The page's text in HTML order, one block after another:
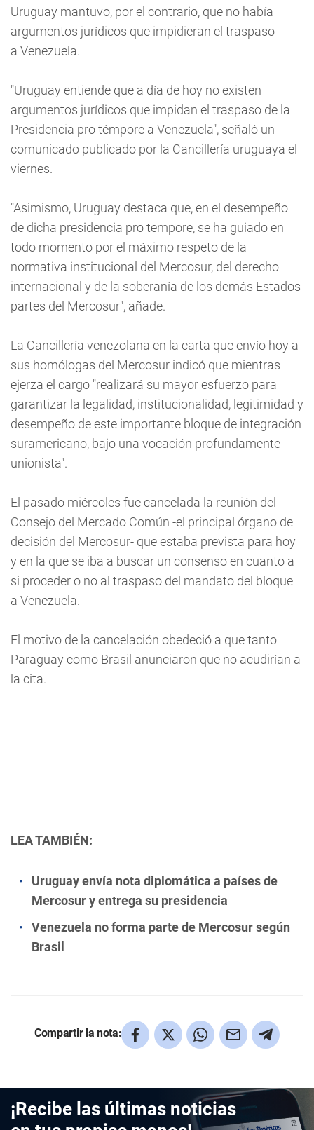
Uruguay mantuvo, por el contrario, que no había
argumentos jurídicos que impidieran el traspaso
a Venezuela.
"Uruguay entiende que a día de hoy no existen
argumentos jurídicos que impidan el traspaso de la
Presidencia pro témpore a Venezuela", señaló un
comunicado publicado por la Cancillería uruguaya el
viernes.
"Asimismo, Uruguay destaca que, en el desempeño
de dicha presidencia pro tempore, se ha guiado en
todo momento por el máximo respeto de la
normativa institucional del Mercosur, del derecho
internacional y de la soberanía de los demás Estados
partes del Mercosur", añade.
La Cancillería venezolana en la carta que envío hoy a
sus homólogas del Mercosur indicó que mientras
ejerza el cargo "realizará su mayor esfuerzo para
garantizar la legalidad, institucionalidad, legitimidad y
desempeño de este importante bloque de integración
suramericano, bajo una vocación profundamente
unionista".
El pasado miércoles fue cancelada la reunión del
Consejo del Mercado Común -el principal órgano de
decisión del Mercosur- que estaba prevista para hoy
y en la que se iba a buscar un consenso en cuanto a
si proceder o no al traspaso del mandato del bloque
a Venezuela.
El motivo de la cancelación obedeció a que tanto
Paraguay como Brasil anunciaron que no acudirían a
la cita.
LEA TAMBIÉN:
Uruguay envía nota diplomática a países de
Mercosur y entrega su presidencia
Venezuela no forma parte de Mercosur según
Brasil
Compartir la nota:
¡Recibe las últimas noticias